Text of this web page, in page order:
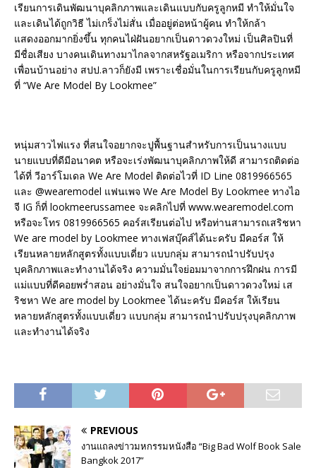
เรียนการเดินพัฒนาบุคลิกภาพและเดินแบบกับครูลูกหมี ทำให้มั่นใจ
และเดินได้ถูกวิธี ไม่เกร็งไม่สั่น เมื่ออยู่ต่อหน้าผู้คน ทำให้กล้า
แสดงออกมากยิ่งขึ้น ทุกคนไฝ่ฝันอยากเป็นดาวดวงใหม่ เป็นศิลปินที่
มีชื่อเสียง บางคนเดินทางมาไกลจากสหรัฐอเมริกา หรือจากประเทศ
เพื่อนบ้านอย่าง สปป.ลาวก็ยังมี เพราะเชื่อมั่นในการเรียนกับครูลูกหมี
ที่ “We Are Model By Lookmee”
หนุ่มสาวไฟแรง ที่สนใจอยากจะปูพื้นฐานสำหรับการเป็นนางแบบ
นายแบบที่ดีมีอนาคต หรือจะเร่งพัฒนาบุคลิกภาพให้ดี สามารถติดต่อ
ได้ที่ วีอาร์โมเดล We Are Model ติดต่อไวที่ ID Line 0819966565
และ @wearemodel แฟนเพจ We Are Model By Lookmee ทางไอ
จี IG ก็ที่ lookmeerussamee จะคลิกไปที่ www.wearemodel.com
หรือจะโทร 0819966565 คอร์สเรียนต่อไป หรือท่านสามารถเสริชหา
We are model by Lookmee ทางเฟสบุ๊คส์ได้นะครับ มีคอร์ส ให้
เรียนหลายหลักสูตรทั้งแบบเดี่ยว แบบกลุ่ม สามารถนำปรับปรุง
บุคลิกภาพและทำงานได้จริง ความมั่นใจย่อมมาจากการฝึกฝน การมี
แม่แบบที่ดีคอยพร่ำสอน อย่างมั่นใจ สนใจอยากเป็นดาวดวงใหม่ เส
ริชหา We are model by Lookmee ได้นะครับ มีคอร์ส ให้เรียน
หลายหลักสูตรทั้งแบบเดี่ยว แบบกลุ่ม สามารถนำปรับปรุงบุคลิกภาพ
และทำงานได้จริง
PREVIOUS
งานแถลงข่าวมหกรรมหนังสือ “Big Bad Wolf Book Sale
Bangkok 2017”